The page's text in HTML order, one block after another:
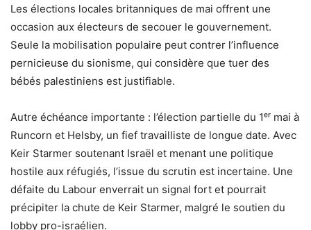
Les élections locales britanniques de mai offrent une
occasion aux électeurs de secouer le gouvernement.
Seule la mobilisation populaire peut contrer l’influence
pernicieuse du sionisme, qui considère que tuer des
bébés palestiniens est justifiable.
Autre échéance importante : l’élection partielle du 1ᵉʳ mai à
Runcorn et Helsby, un fief travailliste de longue date. Avec
Keir Starmer soutenant Israël et menant une politique
hostile aux réfugiés, l’issue du scrutin est incertaine. Une
défaite du Labour enverrait un signal fort et pourrait
précipiter la chute de Keir Starmer, malgré le soutien du
lobby pro-israélien.